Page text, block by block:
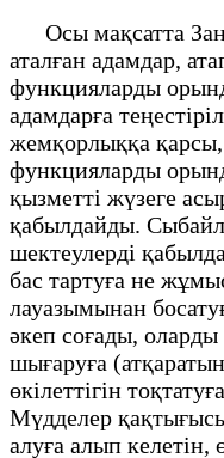
Осы мақсатта
аталған адамдар,
функцияларды
адамдарға
жемқорлыққа
функцияларды
қызметті жүзеге
қабылдайды.
шектеулерді
бас тартуға не
лауазымынан
әкеп соғады,
шығаруға
өкілеттігін
Мүдделер
алуға алып келетін,